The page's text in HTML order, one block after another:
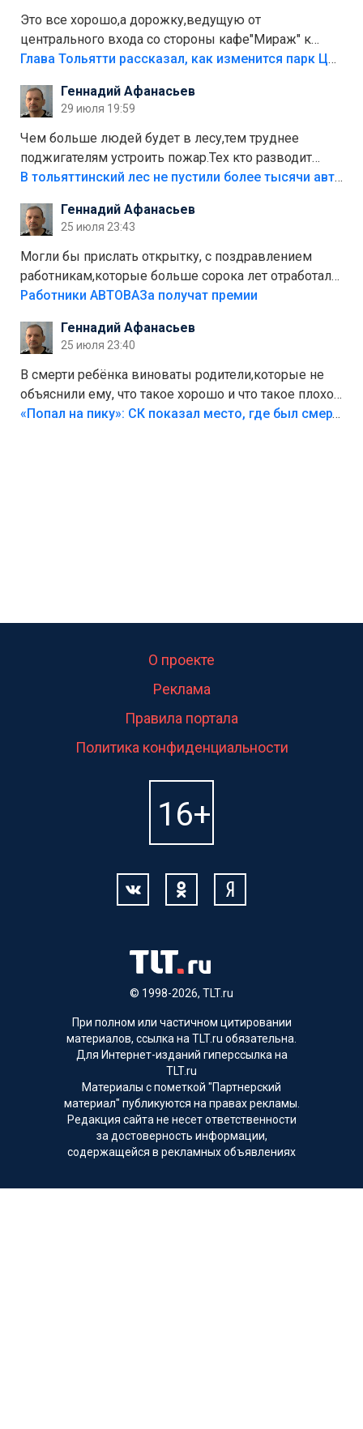
Это все хорошо,а дорожку,ведущую от
центрального входа со стороны кафе"Мираж" к
аттракционам слабо доделать?А то бордюры
лежала в парке и испортилась.Да еще,видимо,часть
украли.
Глава Тольятти рассказал, как изменится парк Центрального района
Геннадий Афанасьев
29 июля 19:59
Чем больше людей будет в лесу,тем труднее
поджигателям устроить пожар.Тех кто разводит
костры,тех надо безбожно штрафовать.Камер полно
Штрафы мизерные.
В тольяттинский лес не пустили более тысячи автомобилей
Геннадий Афанасьев
25 июля 23:43
Могли бы прислать открытку, с поздравлением
работникам,которые больше сорока лет отработали
на предприятии.
Работники АВТОВАЗа получат премии
Геннадий Афанасьев
25 июля 23:40
В смерти ребёнка виноваты родители,которые не
объяснили ему, что такое хорошо и что такое плохо!
Лезть через такой забор,верх безумия,есть же
«Попал на пику»: СК показал место, где был смертельно травмирован ребенок в Тольятти
© 1998-2026, TLT.ru
О проекте
Реклама
Правила портала
Политика конфиденциальности
При полном или частичном цитировании
материалов, ссылка на TLT.ru обязательна.
Для Интернет-изданий гиперссылка на
TLT.ru
Материалы с пометкой "Партнерский
материал" публикуются на правах рекламы.
Редакция сайта не несет ответственности
за достоверность информации,
содержащейся в рекламных объявлениях